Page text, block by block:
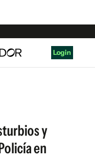
Login
y
en